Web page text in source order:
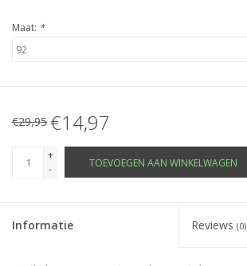
Maat: *
€29,95 €14,97
+
-
TOEVOEGEN AAN WINKELWAGEN
Informatie Reviews (0)